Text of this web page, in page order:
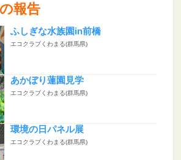
報告
ふしぎな水族園in前橋
エコクラブくわまる(群馬県)
あかぼり蓮園見学
エコクラブくわまる(群馬県)
環境の日パネル展
エコクラブくわまる(群馬県)